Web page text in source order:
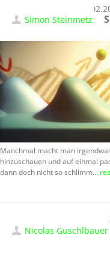
Simon Steinmetz
Manchmal macht man
hinzuschauen und auf einmal
dann doch nicht so schlimm…
Nicolas Guschlbauer